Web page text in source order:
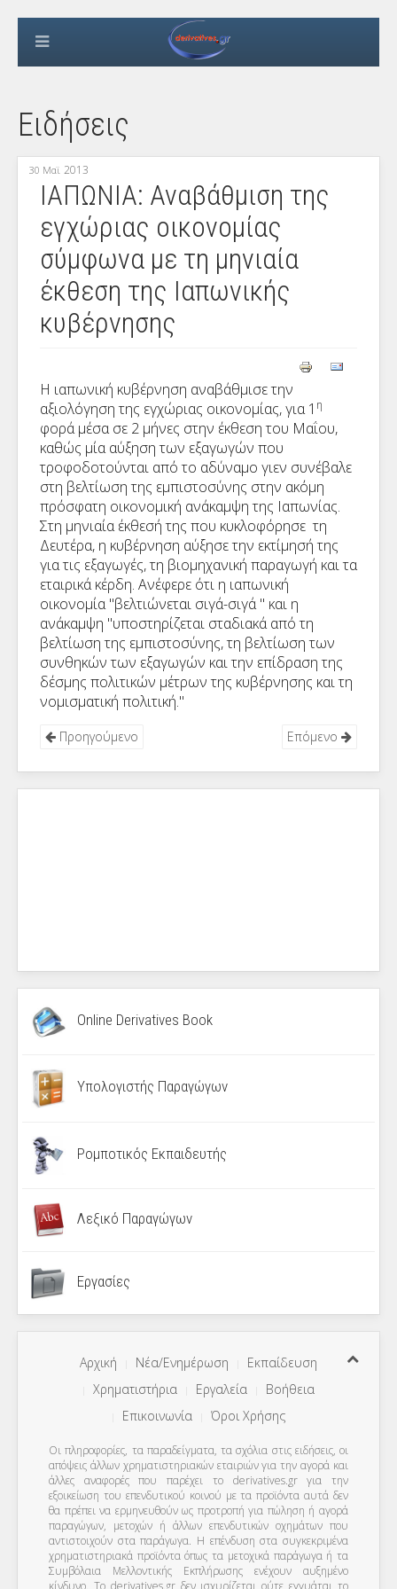
Ειδήσεις
30 Μαϊ 2013
ΙΑΠΩΝΙΑ: Αναβάθμιση της
εγχώριας οικονομίας
σύμφωνα με τη μηνιαία
έκθεση της Ιαπωνικής
κυβέρνησης
Η ιαπωνική κυβέρνηση αναβάθμισε την
αξιολόγηση της εγχώριας οικονομίας, για 1 η
φορά μέσα σε 2 μήνες στην έκθεση του Μαΐου,
καθώς μία αύξηση των εξαγωγών που
τροφοδοτούνται από το αδύναμο γιεν συνέβαλε
στη βελτίωση της εμπιστοσύνης στην ακόμη
πρόσφατη οικονομική ανάκαμψη της Ιαπωνίας.
Στη μηνιαία έκθεσή της που κυκλοφόρησε τη
Δευτέρα, η κυβέρνηση αύξησε την εκτίμησή της
για τις εξαγωγές, τη βιομηχανική παραγωγή και τα
εταιρικά κέρδη. Ανέφερε ότι η ιαπωνική
οικονομία "βελτιώνεται σιγά-σιγά " και η
ανάκαμψη "υποστηρίζεται σταδιακά από τη
βελτίωση της εμπιστοσύνης, τη βελτίωση των
συνθηκών των εξαγωγών και την επίδραση της
δέσμης πολιτικών μέτρων της κυβέρνησης και τη
νομισματική πολιτική."
Προηγούμενο Επόμενο
Online Derivatives Book
Υπολογιστής Παραγώγων
Ρομποτικός Εκπαιδευτής
Λεξικό Παραγώγων
Εργασίες
Αρχική Νέα/Ενημέρωση
Εκπαίδευση
Χρηματιστήρια
Εργαλεία
Βοήθεια
Επικοινωνία
Όροι Χρήσης
Οι πληροφορίες, τα παραδείγματα, τα σχόλια στις ειδήσεις, οι
απόψεις άλλων χρηματιστηριακών εταιριών για την αγορά και
άλλες αναφορές που παρέχει το derivatives.gr για την
εξοικείωση του επενδυτικού κοινού με τα προϊόντα αυτά δεν
θα πρέπει να ερμηνευθούν ως προτροπή για πώληση ή αγορά
παραγώγων, μετοχών ή άλλων επενδυτικών οχημάτων που
αντιστοιχούν στα παράγωγα. Η επένδυση στα συγκεκριμένα
χρηματιστηριακά προϊόντα όπως τα μετοχικά παράγωγα ή τα
Συμβόλαια Μελλοντικής Εκπλήρωσης ενέχουν αυξημένο